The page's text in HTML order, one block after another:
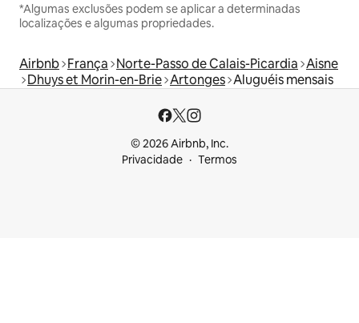
*Algumas exclusões podem se aplicar a determinadas
localizações e algumas propriedades.
Airbnb França Norte-Passo de Calais-Picardia Aisne
Dhuys et Morin-en-Brie Artonges Aluguéis mensais
© 2026 Airbnb, Inc.
Privacidade
Termos